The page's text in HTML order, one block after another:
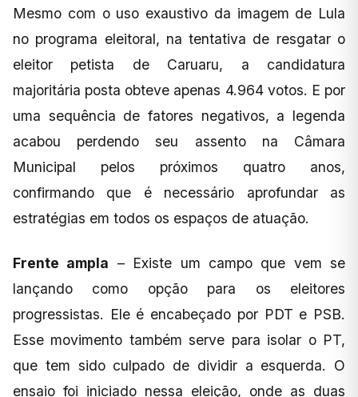
Mesmo com o uso exaustivo da imagem de Lula
no programa eleitoral, na tentativa de resgatar o
eleitor petista de Caruaru, a candidatura
majoritária posta obteve apenas 4.964 votos. E por
uma sequência de fatores negativos, a legenda
acabou perdendo seu assento na Câmara
Municipal pelos próximos quatro anos,
confirmando que é necessário aprofundar as
estratégias em todos os espaços de atuação.
Frente ampla – Existe um campo que vem se
lançando como opção para os eleitores
progressistas. Ele é encabeçado por PDT e PSB.
Esse movimento também serve para isolar o PT,
que tem sido culpado de dividir a esquerda. O
ensaio foi iniciado nessa eleição, onde as duas